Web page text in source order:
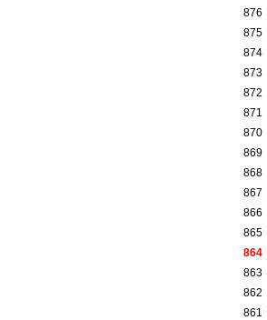
876
875
874
873
872
871
870
869
868
867
866
865
864
863
862
861